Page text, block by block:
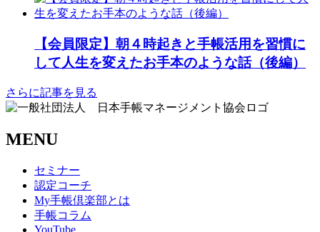
【会員限定】朝４時起きと手帳活用を習慣に
して人生を変えたお手本のような話（後編）
さらに記事を見る
MENU
セミナー
認定コーチ
My手帳倶楽部とは
手帳コラム
YouTube